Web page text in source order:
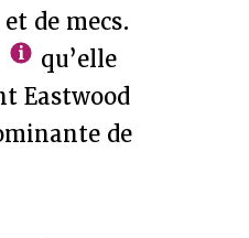
de mecs.
qu’elle
Eastwood
de